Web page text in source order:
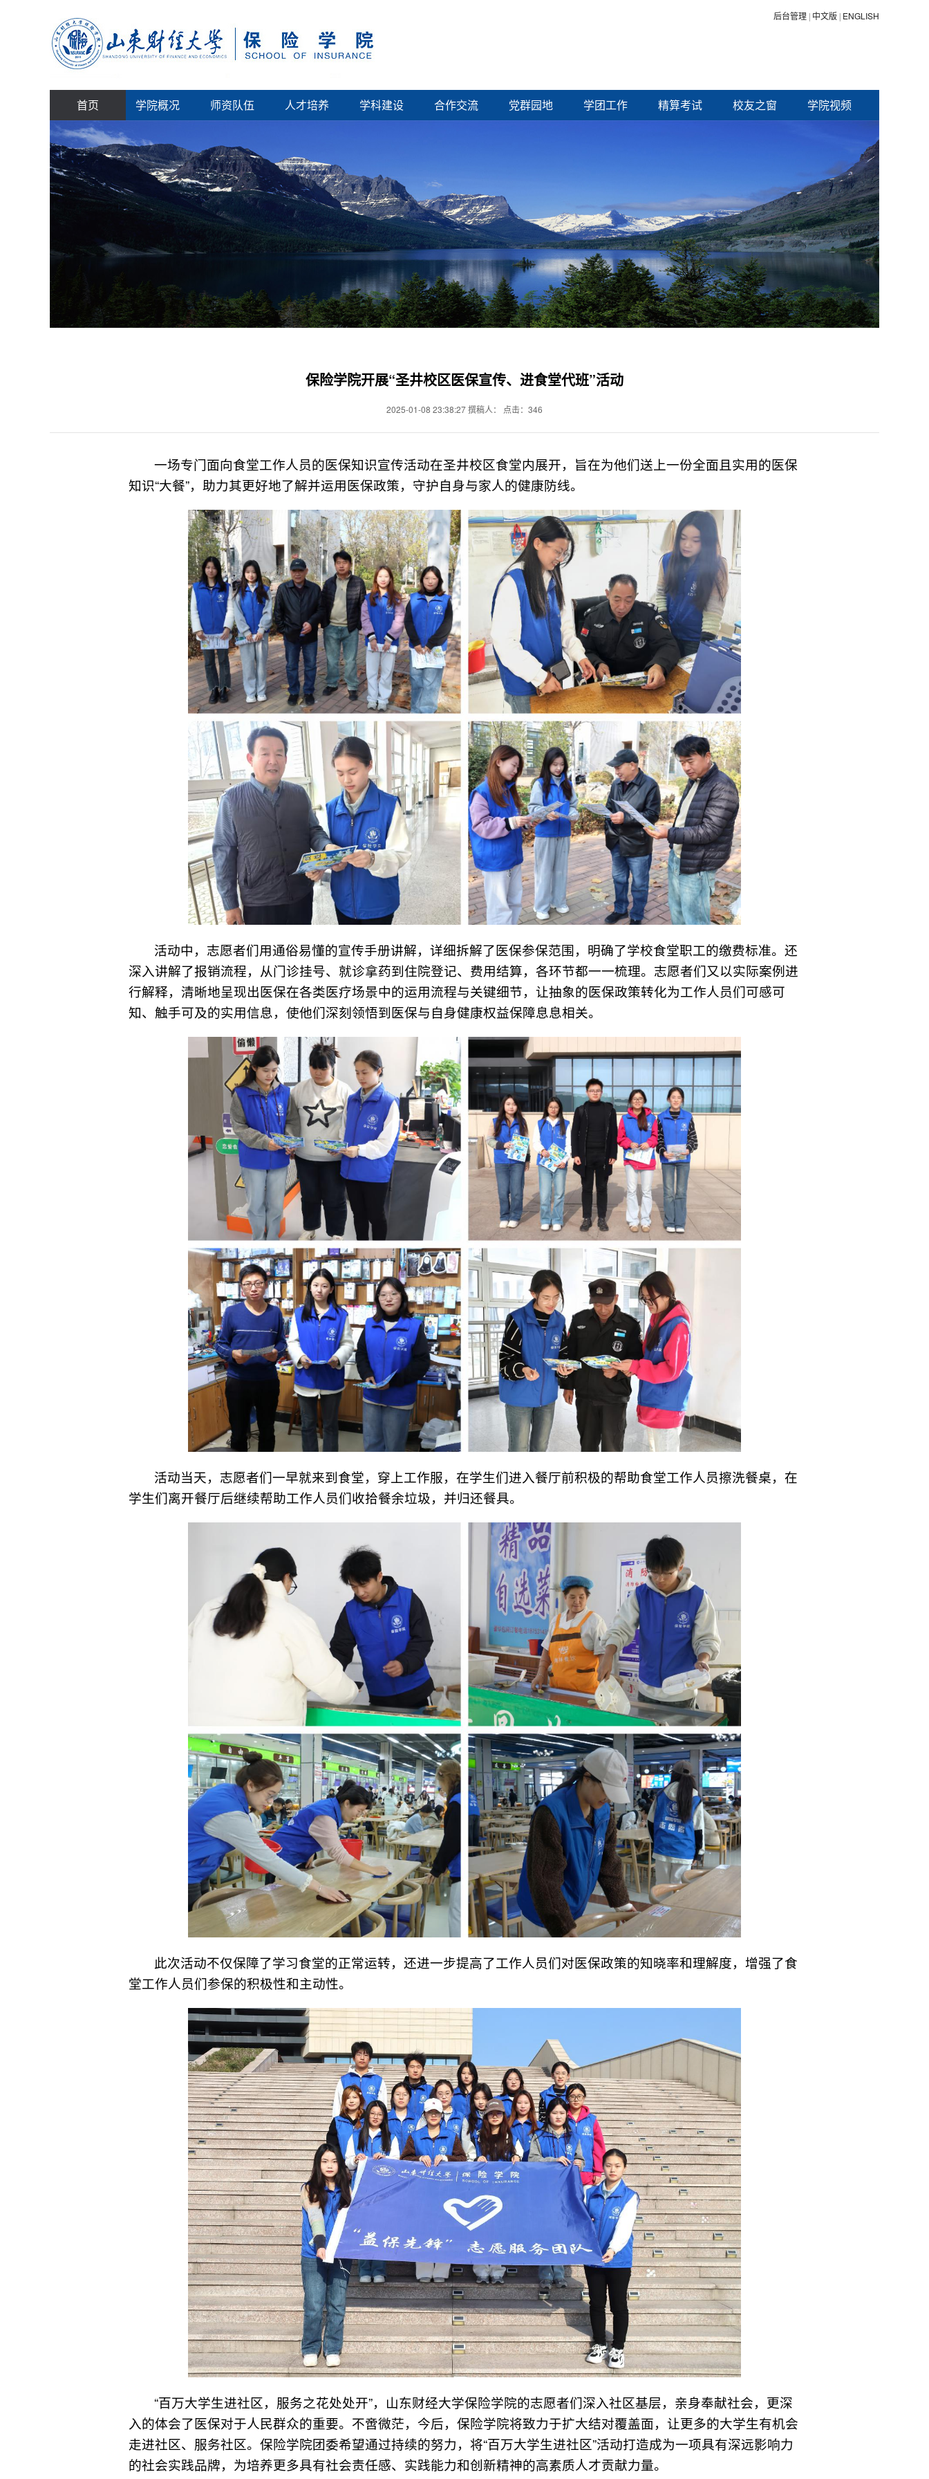
后台管理 中文版 ENGLISH
首页 学院概况 师资队伍 人才培养 学科建设 合作交流 党群园地 学团工作 精算考试 校友之窗 学院视频
保险学院开展“圣井校区医保宣传、进食堂代班”活动
2025-01-08 23:38:27 撰稿人： 点击： 346
一场专门面向食堂工作人员的医保知识宣传活动在圣井校区食堂内展开，旨在为他们送上一份全面且实用的医保
知识“大餐”，助力其更好地了解并运用医保政策，守护自身与家人的健康防线。
活动中，志愿者们用通俗易懂的宣传手册讲解，详细拆解了医保参保范围，明确了学校食堂职工的缴费标准。还
深入讲解了报销流程，从门诊挂号、就诊拿药到住院登记、费用结算，各环节都一一梳理。志愿者们又以实际案例进
行解释，清晰地呈现出医保在各类医疗场景中的运用流程与关键细节，让抽象的医保政策转化为工作人员们可感可
知、触手可及的实用信息，使他们深刻领悟到医保与自身健康权益保障息息相关。
活动当天，志愿者们一早就来到食堂，穿上工作服，在学生们进入餐厅前积极的帮助食堂工作人员擦洗餐桌，在
学生们离开餐厅后继续帮助工作人员们收拾餐余垃圾，并归还餐具。
此次活动不仅保障了学习食堂的正常运转，还进一步提高了工作人员们对医保政策的知晓率和理解度，增强了食
堂工作人员们参保的积极性和主动性。
“百万大学生进社区，服务之花处处开”，山东财经大学保险学院的志愿者们深入社区基层，亲身奉献社会，更深
入的体会了医保对于人民群众的重要。不啻微茫，今后，保险学院将致力于扩大结对覆盖面，让更多的大学生有机会
走进社区、服务社区。保险学院团委希望通过持续的努力，将“百万大学生进社区”活动打造成为一项具有深远影响力
的社会实践品牌，为培养更多具有社会责任感、实践能力和创新精神的高素质人才贡献力量。